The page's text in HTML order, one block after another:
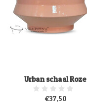
Urban schaal Roze
€37,50